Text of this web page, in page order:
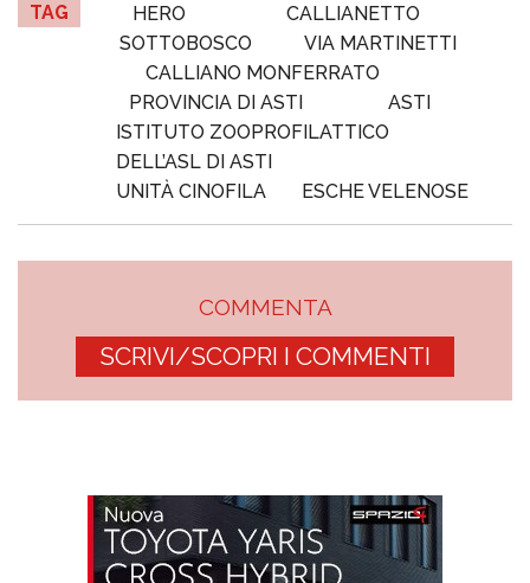
TAG HERO
CALLIANETTO
SOTTOBOSCO
VIA MARTINETTI
CALLIANO MONFERRATO
PROVINCIA DI ASTI
ASTI
ISTITUTO ZOOPROFILATTICO
DELL’ASL DI ASTI
UNITÀ CINOFILA
ESCHE VELENOSE
COMMENTA
SCRIVI/SCOPRI I COMMENTI